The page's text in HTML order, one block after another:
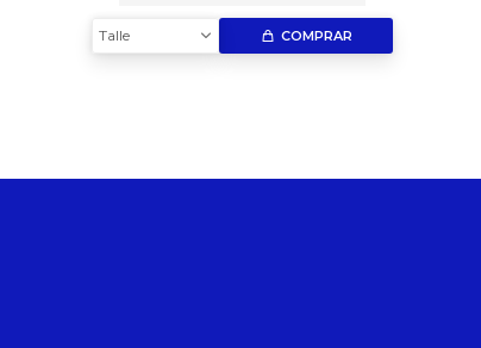
Talle COMPRAR